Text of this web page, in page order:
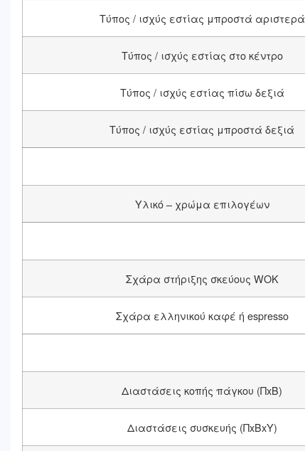
Τύπος / ισχύς εστίας μπροστά αριστερά
Τύπος / ισχύς εστίας στο κέντρο
Τύπος / ισχύς εστίας πίσω δεξιά
Τύπος / ισχύς εστίας μπροστά δεξιά
Υλικό – χρώμα επιλογέων
Σχάρα στήριξης σκεύους WOK
Σχάρα ελληνικού καφέ ή espresso
Διαστάσεις κοπής πάγκου (ΠxΒ)
Διαστάσεις συσκευής (ΠxΒxΥ)